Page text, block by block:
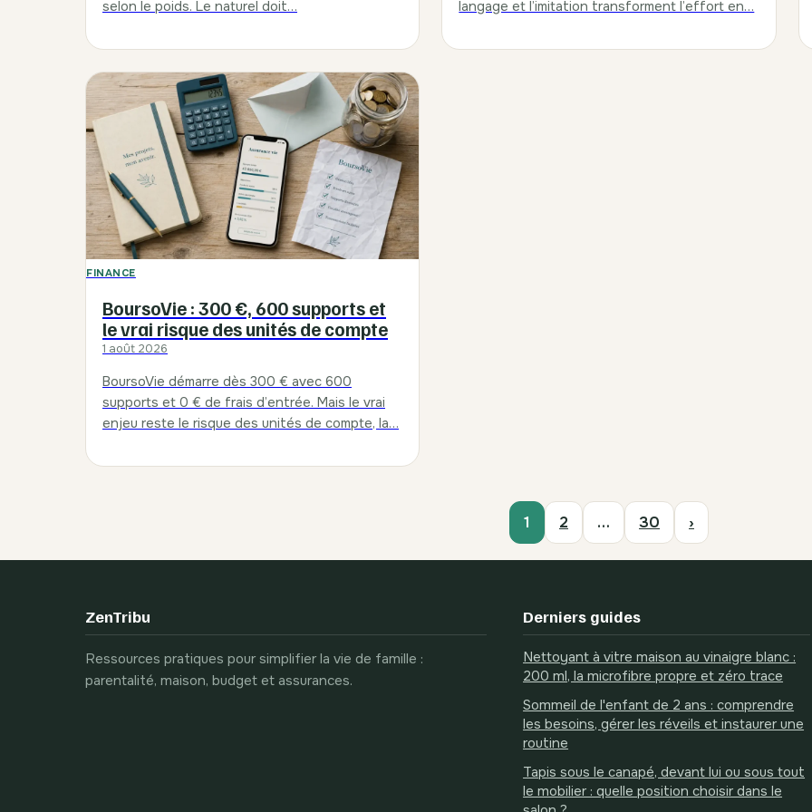
selon le poids. Le naturel doit…
langage et l’imitation transforment l’effort en…
FINANCE
BoursoVie : 300 €, 600 supports et
le vrai risque des unités de compte
1 août 2026
BoursoVie démarre dès 300 € avec 600
supports et 0 € de frais d’entrée. Mais le vrai
enjeu reste le risque des unités de compte, la…
1 2 … 30 ›
ZenTribu
Ressources pratiques pour simplifier la vie de famille :
parentalité, maison, budget et assurances.
Derniers guides
Nettoyant à vitre maison au vinaigre blanc :
200 ml, la microfibre propre et zéro trace
Sommeil de l'enfant de 2 ans : comprendre
les besoins, gérer les réveils et instaurer une
routine
Tapis sous le canapé, devant lui ou sous tout
le mobilier : quelle position choisir dans le